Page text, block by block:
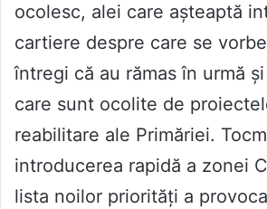
ocolesc, alei care așteaptă
cartiere despre care se
întregi că au rămas în urmă
care sunt ocolite de
reabilitare ale Primăriei.
introducerea rapidă a zonei
lista noilor priorități a